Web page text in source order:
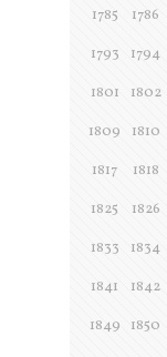
1785
1786
1793
1794
1801
1802
1809
1810
1817
1818
1825
1826
1833
1834
1841
1842
1849
1850